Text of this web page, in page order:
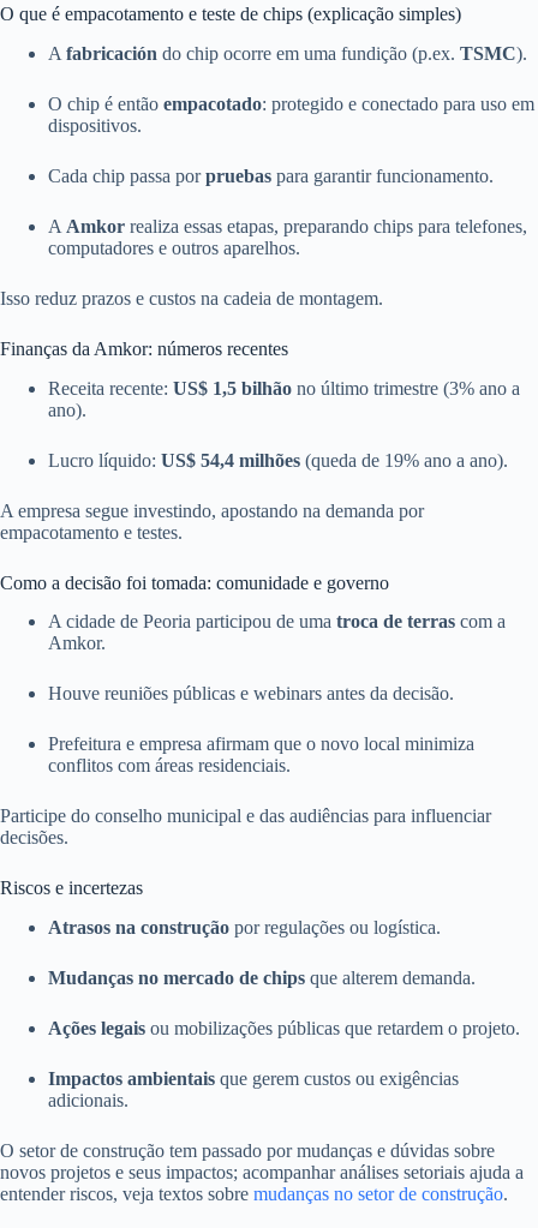
O que é empacotamento e teste de chips (explicação simples)
A fabricación do chip ocorre em uma fundição (p.ex. TSMC).
O chip é então empacotado: protegido e conectado para uso em
dispositivos.
Cada chip passa porpruebas para garantir funcionamento.
A Amkor realiza essas etapas, preparando chips para telefones,
computadores e outros aparelhos.
Isso reduz prazos e custos na cadeia de montagem.
Finanças da Amkor: números recentes
Receita recente: US$ 1,5 bilhão no último trimestre (3% ano a
ano).
Lucro líquido: US$ 54,4 milhões (queda de 19% ano a ano).
A empresa segue investindo, apostando na demanda por
empacotamento e testes.
Como a decisão foi tomada: comunidade e governo
A cidade de Peoria participou de uma troca de terras com a
Amkor.
Houve reuniões públicas e webinars antes da decisão.
Prefeitura e empresa afirmam que o novo local minimiza
conflitos com áreas residenciais.
Participe do conselho municipal e das audiências para influenciar
decisões.
Riscos e incertezas
Atrasos na construção por regulações ou logística.
Mudanças no mercado de chips que alterem demanda.
Ações legais ou mobilizações públicas que retardem o projeto.
Impactos ambientais que gerem custos ou exigências
adicionais.
O setor de construção tem passado por mudanças e dúvidas sobre
novos projetos e seus impactos; acompanhar análises setoriais ajuda a
entender riscos, veja textos sobre mudanças no setor de construção.